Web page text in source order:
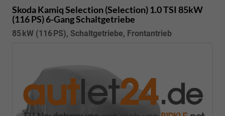
Skoda KamiqSelection (Selection) 1.0 TSI 85kW
(116 PS) 6-Gang Schaltgetriebe
85 kW (116 PS), Schaltgetriebe, Frontantrieb